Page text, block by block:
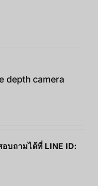
depth camera
บถามได้ที่ LINE ID: